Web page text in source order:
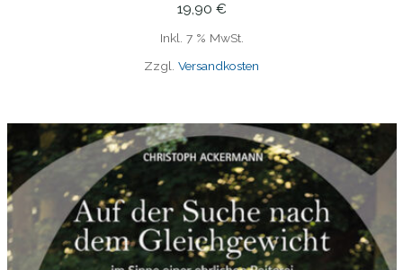
19,90 €
Inkl. 7 % MwSt.
Zzgl. Versandkosten